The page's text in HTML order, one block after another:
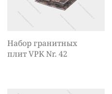
Набор гранитных
плит VPK Nr. 42